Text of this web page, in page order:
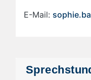
E-Mail: